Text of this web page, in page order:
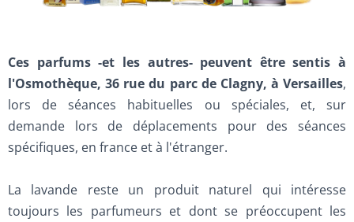
Ces parfums -et les autres- peuvent être sentis à
l'Osmothèque, 36 rue du parc de Clagny, à Versailles,
lors de séances habituelles ou spéciales, et, sur
demande lors de déplacements pour des séances
spécifiques, en france et à l'étranger.
La lavande reste un produit naturel qui intéresse
toujours les parfumeurs et dont se préoccupent les